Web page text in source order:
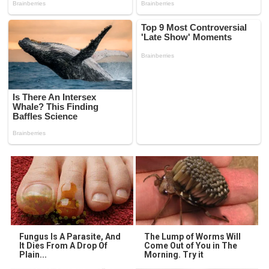
Fungus Is A Parasite, And
It Dies From A Drop Of
Plain...
The Lump of Worms Will
Come Out of You in The
Morning. Try it